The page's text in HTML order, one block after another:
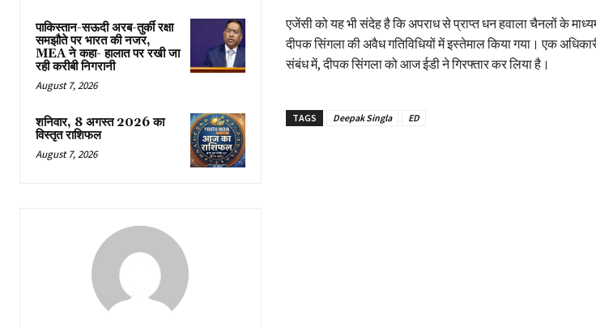
पाकिस्तान-सऊदी अरब-तुर्की रक्षा
समझौते पर भारत की नजर,
MEA ने कहा- हालात पर रखी जा
रही करीबी निगरानी
August 7, 2026
शनिवार, 8 अगस्त 2026 का
विस्तृत राशिफल
August 7, 2026
एजेंसी को यह भी संदेह है कि अपराध से प्राप्त धन हवाला चैनलों के
दीपक सिंगला की अवैध गतिविधियों में इस्तेमाल किया गया। एक
संबंध में, दीपक सिंगला को आज ईडी ने गिरफ्तार कर लिया है।
TAGS Deepak Singla ED